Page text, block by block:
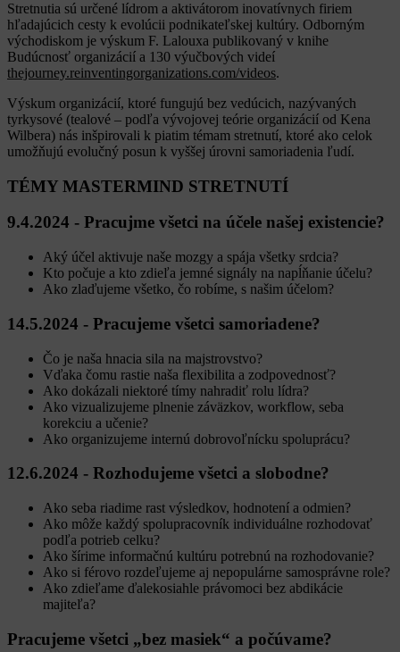
Stretnutia sú určené lídrom a aktivátorom inovatívnych firiem
hľadajúcich cesty k evolúcii podnikateľskej kultúry. Odborným
východiskom je výskum F. Lalouxa publikovaný v knihe
Budúcnosť organizácií a 130 výučbových videí
thejourney.reinventingorganizations.com/videos.
Výskum organizácií, ktoré fungujú bez vedúcich, nazývaných
tyrkysové (tealové – podľa vývojovej teórie organizácií od Kena
Wilbera) nás inšpirovali k piatim témam stretnutí, ktoré ako celok
umožňujú evolučný posun k vyššej úrovni samoriadenia ľudí.
TÉMY MASTERMIND STRETNUTÍ
9.4.2024 - Pracujme všetci na účele našej existencie?
Aký účel aktivuje naše mozgy a spája všetky srdcia?
Kto počuje a kto zdieľa jemné signály na napĺňanie účelu?
Ako zlaďujeme všetko, čo robíme, s našim účelom?
14.5.2024 - Pracujeme všetci samoriadene?
Čo je naša hnacia sila na majstrovstvo?
Vďaka čomu rastie naša flexibilita a zodpovednosť?
Ako dokázali niektoré tímy nahradiť rolu lídra?
Ako vizualizujeme plnenie záväzkov, workflow, seba
korekciu a učenie?
Ako organizujeme internú dobrovoľnícku spoluprácu?
12.6.2024 - Rozhodujeme všetci a slobodne?
Ako seba riadime rast výsledkov, hodnotení a odmien?
Ako môže každý spolupracovník individuálne rozhodovať
podľa potrieb celku?
Ako šírime informačnú kultúru potrebnú na rozhodovanie?
Ako si férovo rozdeľujeme aj nepopulárne samosprávne role?
Ako zdieľame ďalekosiahle právomoci bez abdikácie
majiteľa?
Pracujeme všetci „bez masiek“ a počúvame?